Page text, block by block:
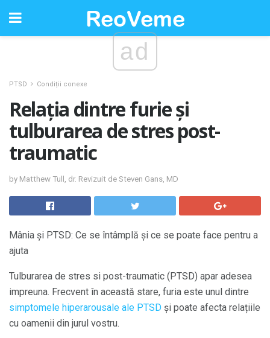
ad
PTSD Condiții conexe
Relația dintre furie și
tulburarea de stres post-
traumatic
by Matthew Tull, dr. Revizuit de Steven Gans, MD
Mânia și PTSD: Ce se întâmplă și ce se poate face pentru a
ajuta
Tulburarea de stres si post-traumatic (PTSD) apar adesea
impreuna. Frecvent în această stare, furia este unul dintre
simptomele hiperarousale ale PTSD și poate afecta relațiile
cu oamenii din jurul vostru.